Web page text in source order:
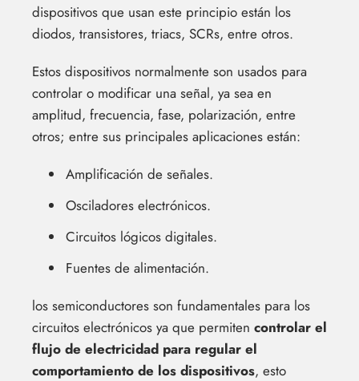
dispositivos que usan este principio están los
diodos, transistores, triacs, SCRs, entre otros.
Estos dispositivos normalmente son usados para
controlar o modificar una señal, ya sea en
amplitud, frecuencia, fase, polarización, entre
otros; entre sus principales aplicaciones están:
Amplificación de señales.
Osciladores electrónicos.
Circuitos lógicos digitales.
Fuentes de alimentación.
los semiconductores son fundamentales para los
circuitos electrónicos ya que permiten controlar el
flujo de electricidad para regular el
comportamiento de los dispositivos, esto